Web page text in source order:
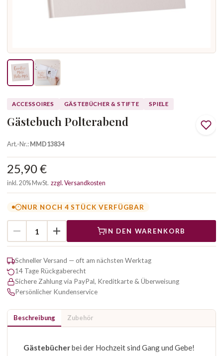
ACCESSOIRES GÄSTEBÜCHER & STIFTE SPIELE
Gästebuch Polterabend
Art.-Nr.:MMD13834
25,90 €
inkl. 20% MwSt. zzgl. Versandkosten
NUR NOCH 4 STÜCK VERFÜGBAR
IN DEN WARENKORB
Schneller Versand — oft am nächsten Werktag
14 Tage Rückgaberecht
Sichere Zahlung via PayPal, Kreditkarte & Überweisung
Persönlicher Kundenservice
Beschreibung Zubehör
Gästebücherbei der Hochzeit sind Gang und Gebe!